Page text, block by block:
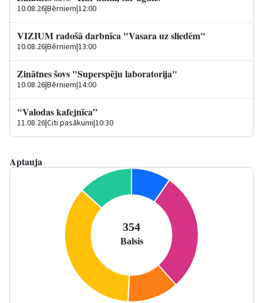
10.08.26|Bērniem|12:00
VIZIUM radošā darbnīca "Vasara uz sliedēm"
10.08.26|Bērniem|13:00
Zinātnes šovs "Superspēju laboratorija"
10.08.26|Bērniem|14:00
"Valodas kafejnīca”
11.08.26|Citi pasākumi|10:30
Aptauja